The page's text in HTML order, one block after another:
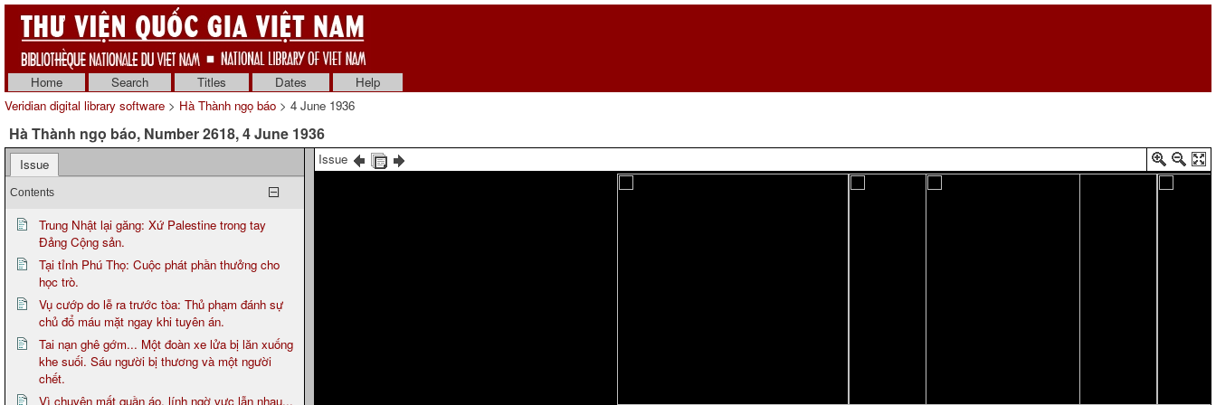
Home Search Titles Dates
Help
Veridian digital library software > Hà Thành ngọ báo > 4 June 1936
Hà Thành ngọ báo, Number 2618, 4 June 1936
Issue
Contents
Trung Nhật lại găng: Xứ Palestine trong tay
Đảng Cộng sản.
Tại tỉnh Phú Thọ: Cuộc phát phần thưởng cho
học trò.
Vụ cướp do lễ ra trước tòa: Thủ phạm đánh sự
chủ đổ máu mặt ngay khi tuyên án.
Tai nạn ghê gớm... Một đoàn xe lửa bị lăn xuống
khe suối. Sáu người bị thương và một người
chết.
Vì chuyện mất quần áo, lính ngờ vực lẫn nhau...
Issue